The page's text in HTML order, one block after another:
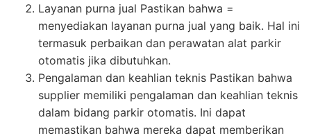
Layanan purna jual Pastikan bahwa =
menyediakan layanan purna jual yang baik. Hal ini
termasuk perbaikan dan perawatan alat parkir
otomatis jika dibutuhkan.
Pengalaman dan keahlian teknis Pastikan bahwa
supplier memiliki pengalaman dan keahlian teknis
dalam bidang parkir otomatis. Ini dapat
memastikan bahwa mereka dapat memberikan